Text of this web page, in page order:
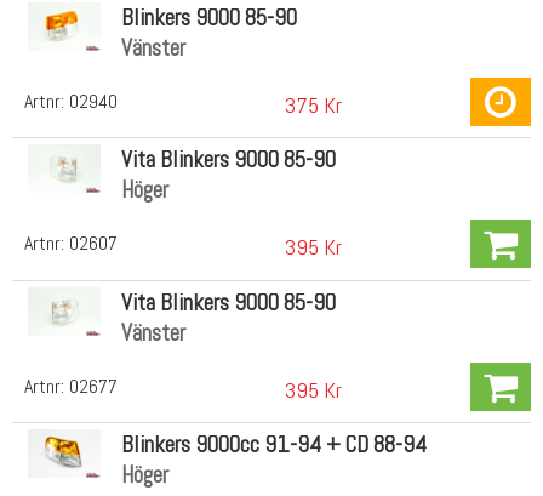
Artnr: 02940
Blinkers 9000 85-90
Vänster
375 Kr
Artnr: 02607
Vita Blinkers 9000 85-90
Höger
395 Kr
Artnr: 02677
Vita Blinkers 9000 85-90
Vänster
395 Kr
Blinkers 9000cc 91-94 + CD 88-94
Höger